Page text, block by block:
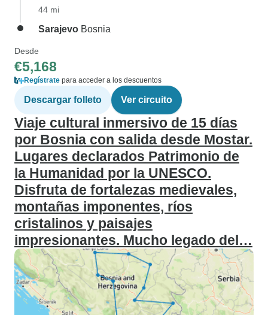
44 mi
Sarajevo Bosnia
Desde
€5,168
Regístrate para acceder a los descuentos
Descargar folleto Ver circuito
Viaje cultural inmersivo de 15 días
por Bosnia con salida desde Mostar.
Lugares declarados Patrimonio de
la Humanidad por la UNESCO.
Disfruta de fortalezas medievales,
montañas imponentes, ríos
cristalinos y paisajes
impresionantes. Mucho legado del…